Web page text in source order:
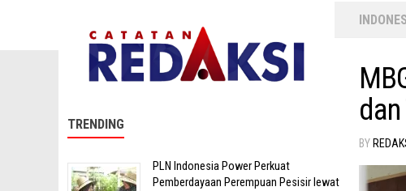
BY
TRENDING
PLN Indonesia Power Perkuat
Pemberdayaan Perempuan Pesisir lewat